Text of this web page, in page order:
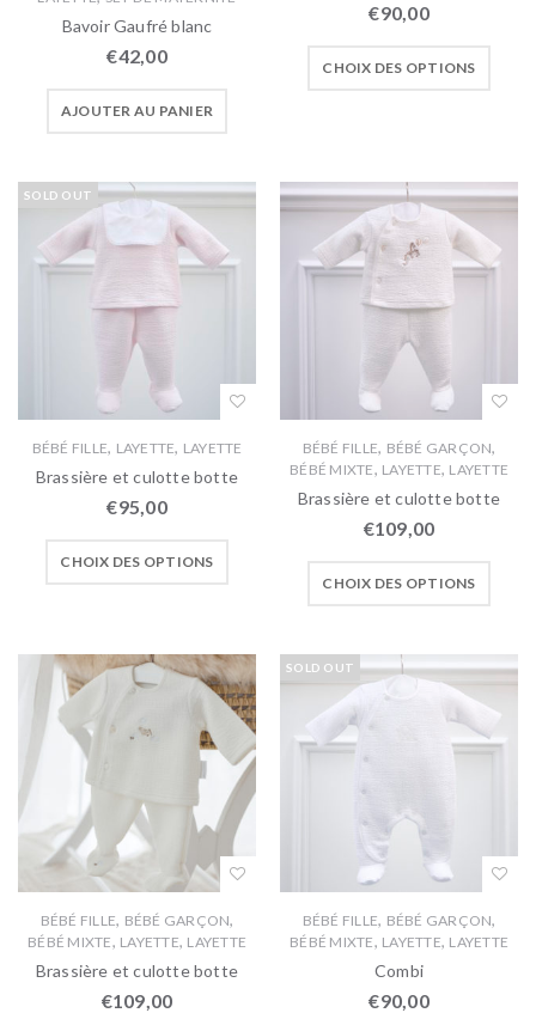
Bavoir Gaufré blanc
€42,00
AJOUTER AU PANIER
€90,00
CHOIX DES OPTIONS
SOLD OUT
BÉBÉ FILLE, LAYETTE, LAYETTE
Brassière et culotte botte
€95,00
CHOIX DES OPTIONS
BÉBÉ FILLE, BÉBÉ GARÇON,
BÉBÉ MIXTE, LAYETTE, LAYETTE
Brassière et culotte botte
€109,00
CHOIX DES OPTIONS
BÉBÉ FILLE, BÉBÉ GARÇON,
BÉBÉ MIXTE, LAYETTE, LAYETTE
Brassière et culotte botte
€109,00
SOLD OUT
BÉBÉ FILLE, BÉBÉ GARÇON,
BÉBÉ MIXTE, LAYETTE, LAYETTE
Combi
€90,00